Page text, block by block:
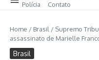
Polícia
Contato
Home / Brasil / Supremo
assassinato de Marielle
Brasil